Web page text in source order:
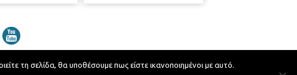
Developed byMyCompany Projects
τη σελίδα, θα υποθέσουμε πως είστε ικανοποιημένοι με αυτό.